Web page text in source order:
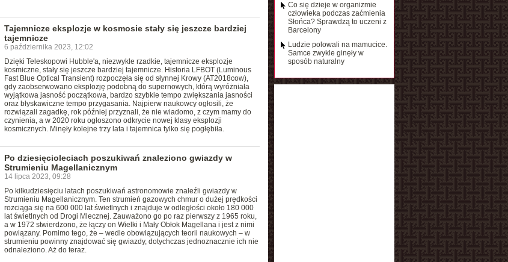
Tajemnicze eksplozje w kosmosie stały się jeszcze bardziej
tajemnicze
6 października 2023, 12:02
Dzięki Teleskopowi Hubble'a, niezwykle rzadkie, tajemnicze eksplozje
kosmiczne, stały się jeszcze bardziej tajemnicze. Historia LFBOT (Luminous
Fast Blue Optical Transient) rozpoczęła się od słynnej Krowy (AT2018cow),
gdy zaobserwowano eksplozję podobną do supernowych, którą wyróżniała
wyjątkowa jasność początkowa, bardzo szybkie tempo zwiększania jasności
oraz błyskawiczne tempo przygasania. Najpierw naukowcy ogłosili, że
rozwiązali zagadkę, rok później przyznali, że nie wiadomo, z czym mamy do
czynienia, a w 2020 roku ogłoszono odkrycie nowej klasy eksplozji
kosmicznych. Minęły kolejne trzy lata i tajemnica tylko się pogłębiła.
Po dziesięcioleciach poszukiwań znaleziono gwiazdy w
Strumieniu Magellanicznym
14 lipca 2023, 09:28
Po kilkudziesięciu latach poszukiwań astronomowie znaleźli gwiazdy w
Strumieniu Magellanicznym. Ten strumień gazowych chmur o dużej prędkości
rozciąga się na 600 000 lat świetlnych i znajduje w odległości około 180 000
lat świetlnych od Drogi Mlecznej. Zauważono go po raz pierwszy z 1965 roku,
a w 1972 stwierdzono, że łączy on Wielki i Mały Obłok Magellana i jest z nimi
powiązany. Pomimo tego, że – wedle obowiązujących teorii naukowych – w
strumieniu powinny znajdować się gwiazdy, dotychczas jednoznacznie ich nie
odnaleziono. Aż do teraz.
Co się dzieje w organizmie
człowieka podczas zaćmienia
Słońca? Sprawdzą to uczeni z
Barcelony
Ludzie polowali na mamucice.
Samce zwykle ginęły w
sposób naturalny